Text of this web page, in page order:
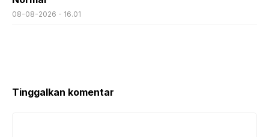
08-08-2026 - 16.01
Tinggalkan komentar